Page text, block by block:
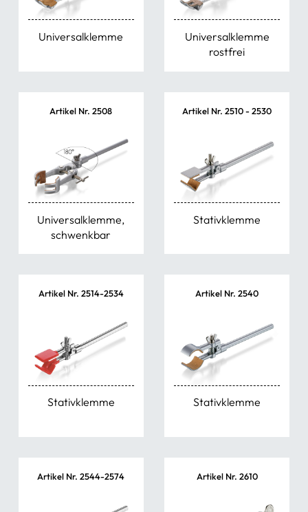
Zangen & Scheren
Ersatzteile & Zubehör
sonstige Artikel
Universalklemme
Universalklemme
rostfrei
Artikel Nr. 2508
Universalklemme,
schwenkbar
Artikel Nr. 2510 - 2530
Stativklemme
Artikel Nr. 2514-2534
Stativklemme
Artikel Nr. 2540
Stativklemme
Artikel Nr. 2544-2574 Artikel Nr. 2610